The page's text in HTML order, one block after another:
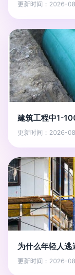
更新时间：2026-
建筑工程中1-
更新时间：2026-
为什么年轻人
更新时间：2026-